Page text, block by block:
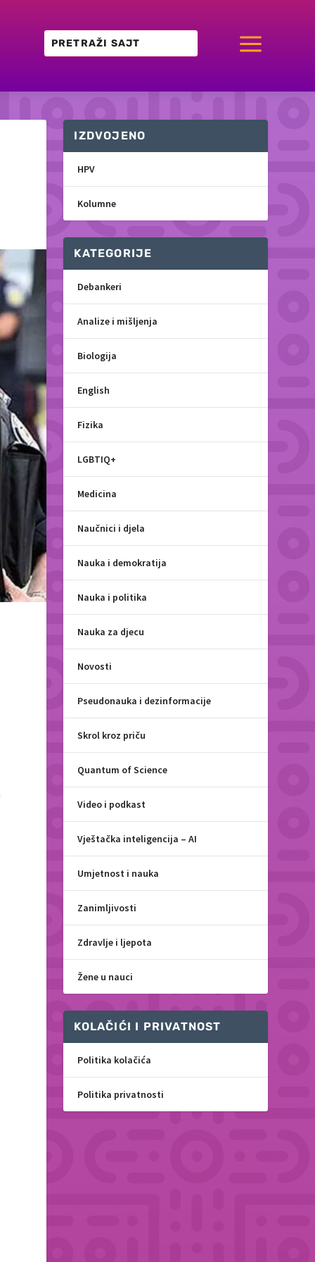
a
IZDVOJENO
HPV
Kolumne
KATEGORIJE
Debankeri
Analize i mišljenja
Biologija
English
Fizika
LGBTIQ+
Medicina
Naučnici i djela
Nauka i demokratija
Nauka i politika
Nauka za djecu
Novosti
Pseudonauka i dezinformacije
Skrol kroz priču
Quantum of Science
Video i podkast
Vještačka inteligencija – AI
Umjetnost i nauka
Zanimljivosti
Zdravlje i ljepota
Žene u nauci
KOLAČIĆI I PRIVATNOST
Politika kolačića
Politika privatnosti